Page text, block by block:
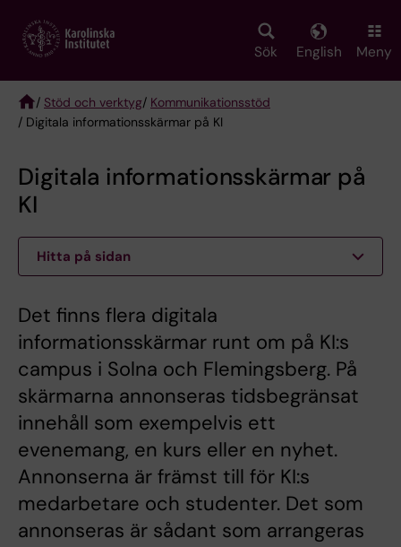
main
Sök English Meny
Breadcrumb
/ Stöd och verktyg/ Kommunikationsstöd
/ Digitala informationsskärmar på KI
Digitala informationsskärmar på
KI
Hitta på sidan
Det finns flera digitala
informationsskärmar runt om på KI:s
campus i Solna och Flemingsberg. På
skärmarna annonseras tidsbegränsat
innehåll som exempelvis ett
evenemang, en kurs eller en nyhet.
Annonserna är främst till för KI:s
medarbetare och studenter. Det som
annonseras är sådant som arrangeras